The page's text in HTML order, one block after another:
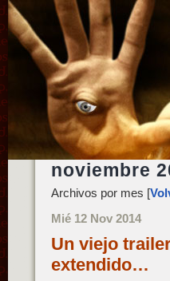
noviembre
Archivos por mes [
Mié 12 Nov 2014
Un viejo
extendido…